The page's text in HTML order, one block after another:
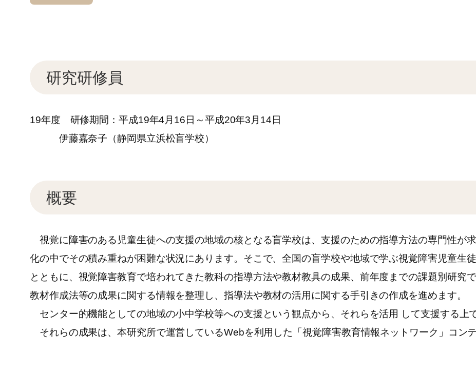
研究研修員
19年度 研修期間：平成19年4月16日～平成20年3月14日
伊藤嘉奈子（静岡県立浜松盲学校）
概要
視覚に障害のある児童生徒への支援の地域の核となる盲学校は、支援のための指導方法の専門性が
化の中でその積み重ねが困難な状況にあります。そこで、全国の盲学校や地域で学ぶ視覚障害児童生
とともに、視覚障害教育で培われてきた教科の指導方法や教材教具の成果、前年度までの課題別研究
教材作成法等の成果に関する情報を整理し、指導法や教材の活用に関する手引きの作成を進めます。
センター的機能としての地域の小中学校等への支援という観点から、それらを活用 して支援する上
それらの成果は、本研究所で運営しているWebを利用した「視覚障害教育情報ネットワーク」コン